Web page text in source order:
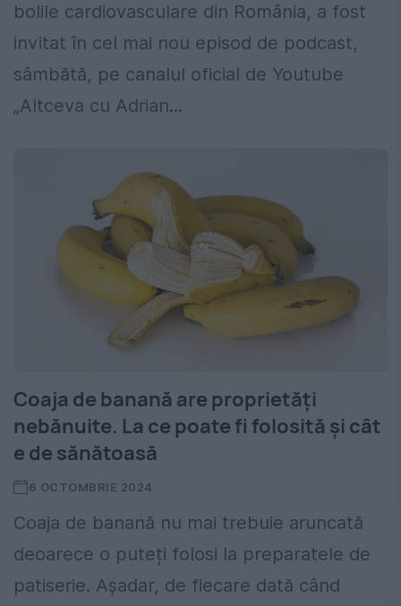
bolile cardiovasculare din România, a fost
invitat în cel mai nou episod de podcast,
sâmbătă, pe canalul oficial de Youtube
„Altceva cu Adrian...
Coaja de banană are proprietăți
nebănuite. La ce poate fi folosită și cât
e de sănătoasă
6 OCTOMBRIE 2024
Coaja de banană nu mai trebuie aruncată
deoarece o puteți folosi la preparatele de
patiserie. Așadar, de fiecare dată când